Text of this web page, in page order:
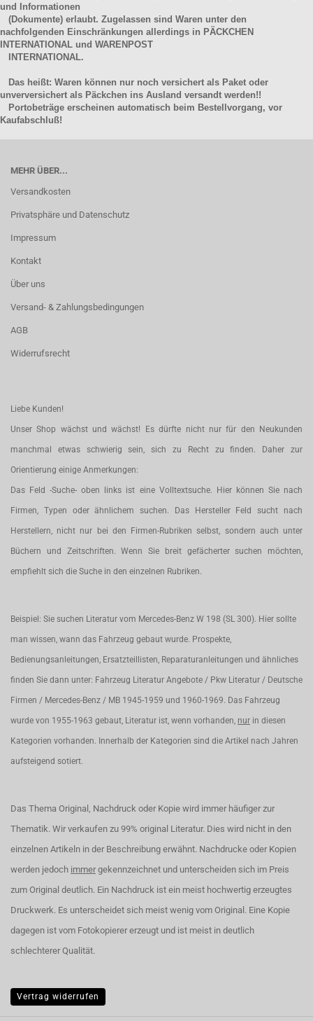
und Informationen
(Dokumente) erlaubt. Zugelassen sind Waren unter den
nachfolgenden Einschränkungen allerdings in PÄCKCHEN
INTERNATIONAL und WARENPOST
INTERNATIONAL.
Das heißt: Waren können nur noch versichert als Paket oder
unverversichert als Päckchen ins Ausland versandt werden!!
Portobeträge erscheinen automatisch beim Bestellvorgang, vor
Kaufabschluß!
MEHR ÜBER...
Versandkosten
Privatsphäre und Datenschutz
Impressum
Kontakt
Über uns
Versand- & Zahlungsbedingungen
AGB
Widerrufsrecht
Liebe Kunden!
Unser Shop wächst und wächst! Es dürfte nicht nur für den Neukunden
manchmal etwas schwierig sein, sich zu Recht zu finden. Daher zur
Orientierung einige Anmerkungen:
Das Feld -Suche- oben links ist eine Volltextsuche. Hier können Sie nach
Firmen, Typen oder ähnlichem suchen. Das Hersteller Feld sucht nach
Herstellern, nicht nur bei den Firmen-Rubriken selbst, sondern auch unter
Büchern und Zeitschriften. Wenn Sie breit gefächerter suchen möchten,
empfiehlt sich die Suche in den einzelnen Rubriken.
Beispiel: Sie suchen Literatur vom Mercedes-Benz W 198 (SL 300). Hier sollte
man wissen, wann das Fahrzeug gebaut wurde. Prospekte,
Bedienungsanleitungen, Ersatzteillisten, Reparaturanleitungen und ähnliches
finden Sie dann unter: Fahrzeug Literatur Angebote / Pkw Literatur / Deutsche
Firmen / Mercedes-Benz / MB 1945-1959 und 1960-1969. Das Fahrzeug
wurde von 1955-1963 gebaut, Literatur ist, wenn vorhanden, nur in diesen
Kategorien vorhanden. Innerhalb der Kategorien sind die Artikel nach Jahren
aufsteigend sotiert.
Das Thema Original, Nachdruck oder Kopie wird immer häufiger zur
Thematik. Wir verkaufen zu 99% original Literatur. Dies wird nicht in den
einzelnen Artikeln in der Beschreibung erwähnt. Nachdrucke oder Kopien
werden jedoch immer gekennzeichnet und unterscheiden sich im Preis
zum Original deutlich. Ein Nachdruck ist ein meist hochwertig erzeugtes
Druckwerk. Es unterscheidet sich meist wenig vom Original. Eine Kopie
dagegen ist vom Fotokopierer erzeugt und ist meist in deutlich
schlechterer Qualität.
Vertrag widerrufen